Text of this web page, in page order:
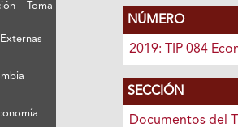
Toma
NÚMERO
2019: TIP 084
SECCIÓN
Documentos del